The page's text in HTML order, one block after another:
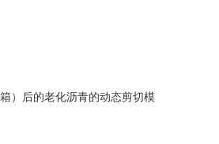
）后的老化沥青的动态剪切模